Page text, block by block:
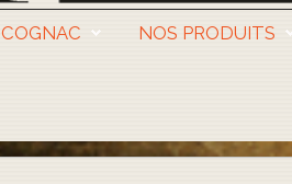
NOS PRODUITS